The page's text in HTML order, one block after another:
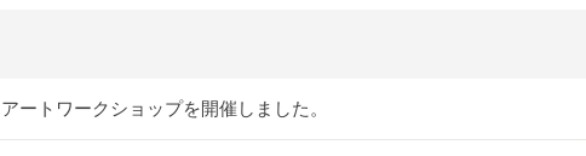
アートワークショップを開催しました。